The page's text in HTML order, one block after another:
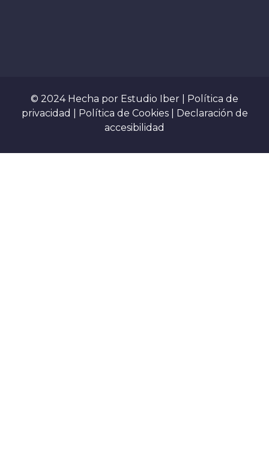
© 2024 Hecha por Estudio Iber
Política de
privacidad
Política de Cookies
Declaración de
accesibilidad